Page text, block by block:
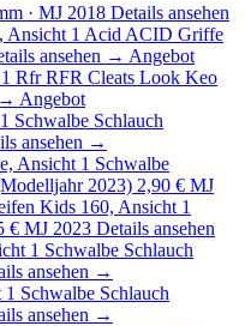
· MJ 2018 Details ansehen
Acid ACID Griffe
ansehen → Angebot
Rfr RFR Cleats Look Keo
Angebot
Schwalbe Schlauch
ansehen →
Schwalbe
2023) 2,90 € MJ
€ MJ 2023 Details ansehen
Schwalbe Schlauch
ansehen →
Schwalbe Schlauch
ansehen →